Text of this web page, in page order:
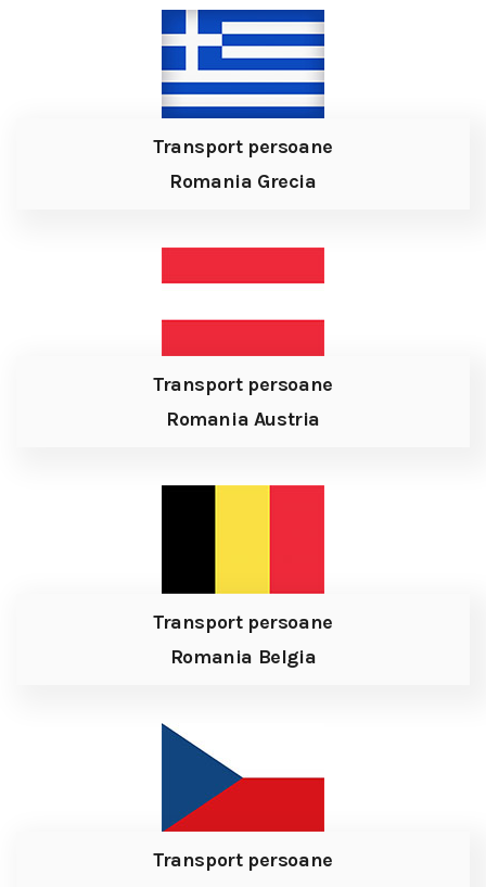
Transport persoane
Romania Grecia
Transport persoane
Romania Austria
Transport persoane
Romania Belgia
Transport persoane